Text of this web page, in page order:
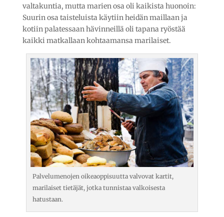
valtakuntia, mutta marien osa oli kaikista huonoin:
Suurin osa taisteluista käytiin heidän maillaan ja
kotiin palatessaan hävinneillä oli tapana ryöstää
kaikki matkallaan kohtaamansa marilaiset.
Palvelumenojen oikeaoppisuutta valvovat kartit,
marilaiset tietäjät, jotka tunnistaa valkoisesta
hatustaan.